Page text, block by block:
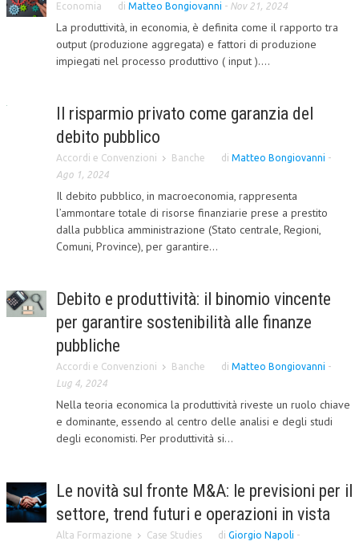
LA RIVISTA
LA RIVISTA
COMITATO EDITORIALE
REDAZIONE
PEER REVIEW
CODICE ETICO
AUTORI
ECONOMIA
CORPORATE SOCIAL RESPONSIBILITY
ECONOMIA DELL’ARTE
INTERNAZIONALIZZAZIONE
HUMAN RESOURCES
RISORSE UMANE
TREASURY IN FINANCIAL SERVICES
RISK MANAGEMENT
Economia di Matteo Bongiovanni - Nov 21, 2024
La produttività, in economia, è definita come il rapporto tra
output (produzione aggregata) e fattori di produzione
impiegati nel processo produttivo ( input )....
Il risparmio privato come garanzia del
debito pubblico
Accordi e Convenzioni Banche di Matteo Bongiovanni -
Ago 1, 2024
Il debito pubblico, in macroeconomia, rappresenta
l’ammontare totale di risorse finanziarie prese a prestito
dalla pubblica amministrazione (Stato centrale, Regioni,
Comuni, Province), per garantire...
Debito e produttività: il binomio vincente
per garantire sostenibilità alle finanze
pubbliche
Accordi e Convenzioni Banche di Matteo Bongiovanni -
Lug 4, 2024
Nella teoria economica la produttività riveste un ruolo chiave
e dominante, essendo al centro delle analisi e degli studi
degli economisti. Per produttività si...
Le novità sul fronte M&A: le previsioni per il
settore, trend futuri e operazioni in vista
Alta Formazione Case Studies di Giorgio Napoli -